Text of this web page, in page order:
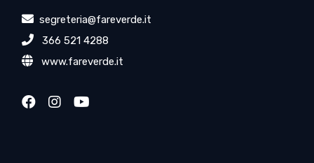
segreteria@fareverde.it
366 521 4288
www.fareverde.it